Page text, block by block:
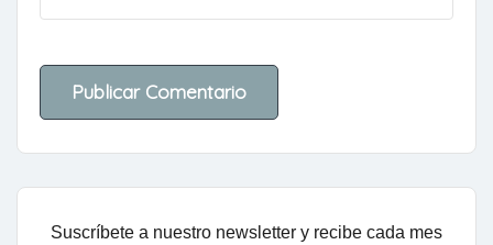
Suscríbete a nuestro newsletter y recibe cada mes